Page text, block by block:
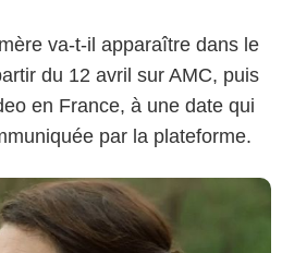
va-t-il apparaître dans le
du 12 avril sur AMC, puis
en France, à une date qui
par la plateforme.